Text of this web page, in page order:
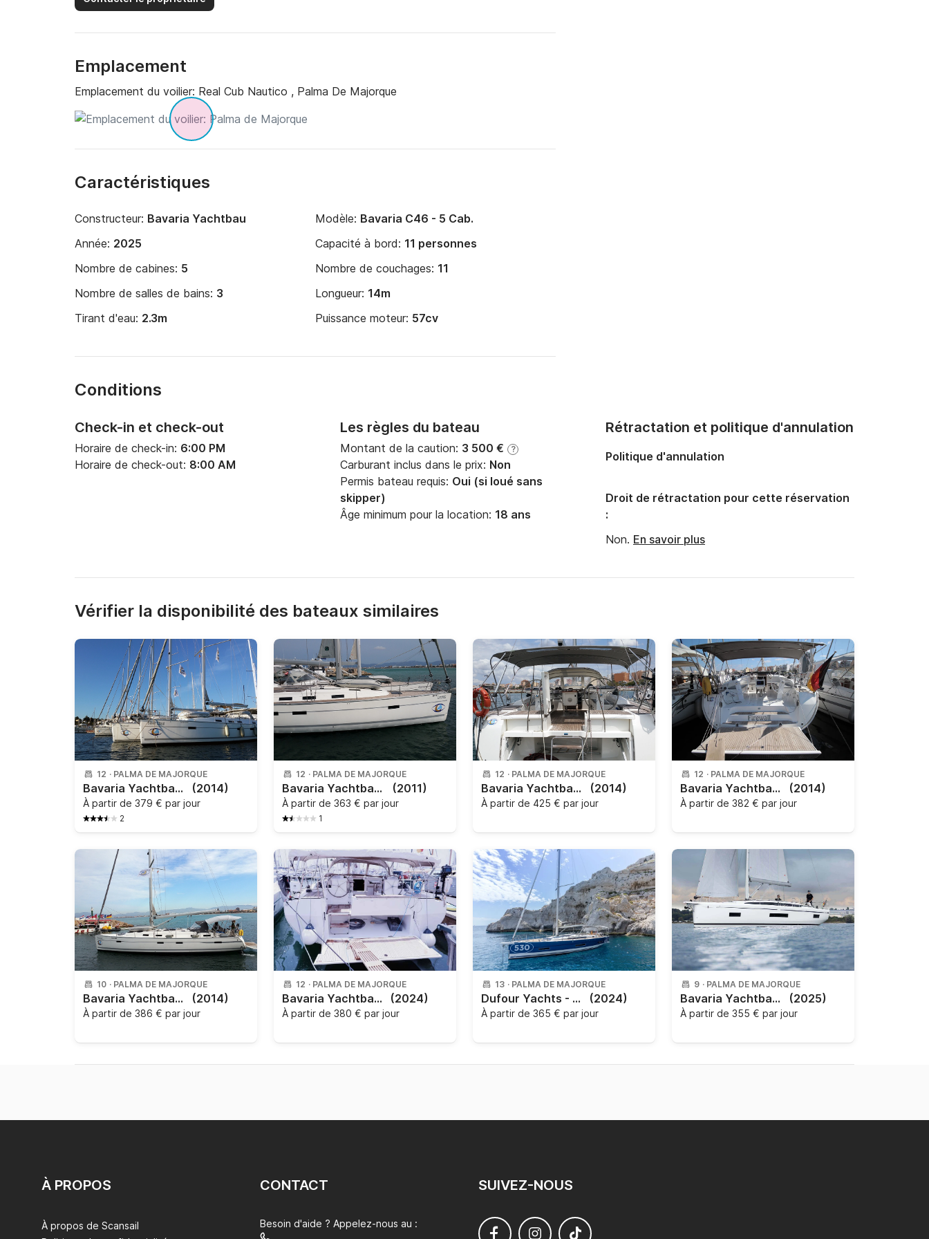
Emplacement
Emplacement du voilier: Real Cub Nautico , Palma De Majorque
Caractéristiques
Constructeur: Bavaria Yachtbau Modèle: Bavaria C46 - 5 Cab.
Année: 2025 Capacité à bord: 11 personnes
Nombre de cabines: 5 Nombre de couchages: 11
Nombre de salles de bains: 3 Longueur: 14m
Tirant d'eau: 2.3m Puissance moteur: 57cv
Conditions
Check-in et check-out
Horaire de check-in: 6:00 PM
Horaire de check-out: 8:00 AM
Les règles du bateau
Montant de la caution: 3 500 € ?
Carburant inclus dans le prix: Non
Permis bateau requis: Oui (si loué sans
skipper)
Âge minimum pour la location: 18 ans
Rétractation et politique d'annulation
Politique d'annulation
Droit de rétractation pour cette réservation
:
Non. En savoir plus
Vérifier la disponibilité des bateaux similaires
12 · PALMA DE MAJORQUE
Bavaria Yachtbau - Bavaria Cruiser 50 (2014)
À partir de 379 € par jour
2
12 · PALMA DE MAJORQUE
Bavaria Yachtbau - Bavaria Cruiser 50 (2011)
À partir de 363 € par jour
1
12 · PALMA DE MAJORQUE
Bavaria Yachtbau - Bavaria Cruiser 56 - 5 + 1 cab. (2014)
À partir de 425 € par jour
12 · PALMA DE MAJORQUE
Bavaria Yachtbau - Bavaria Cruiser 51 (2014)
À partir de 382 € par jour
10 · PALMA DE MAJORQUE
Bavaria Yachtbau - Bavaria Cruiser 50 (2014)
À partir de 386 € par jour
12 · PALMA DE MAJORQUE
Bavaria Yachtbau - Bavaria C50 Style - 5 + 1 cab. (2024)
À partir de 380 € par jour
13 · PALMA DE MAJORQUE
Dufour Yachts - Dufour 530 Smart Electric 6 + 1 cab. (2024)
À partir de 365 € par jour
9 · PALMA DE MAJORQUE
Bavaria Yachtbau - Bavaria C46 - 4 cab. (2025)
À partir de 355 € par jour
À PROPOS
À propos de Scansail
CONTACT
Besoin d'aide ? Appelez-nous au :
SUIVEZ-NOUS